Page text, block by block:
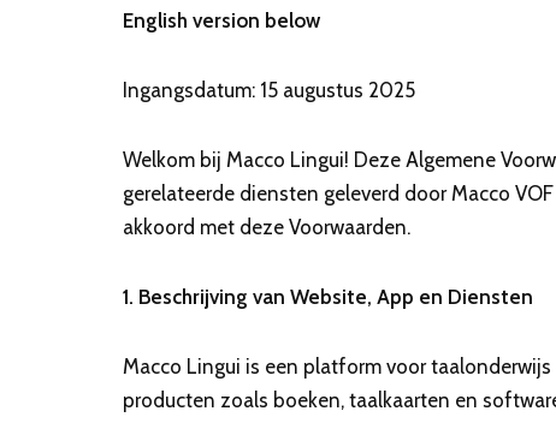
English version below
Ingangsdatum: 15 augustus 2025
Welkom bij Macco Lingui! Deze Algemene
gerelateerde diensten geleverd door Macco
akkoord met deze Voorwaarden.
1. Beschrijving van Website, App en Diensten
Macco Lingui is een platform voor taalonderwijs
producten zoals boeken, taalkaarten en